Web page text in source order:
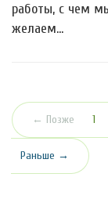
работы, с чем
желаем…
← Позже 1
Раньше →